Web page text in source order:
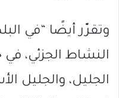
وتقرّر أيضًا “في
النشاط الجزئي،
الجليل، والجليل